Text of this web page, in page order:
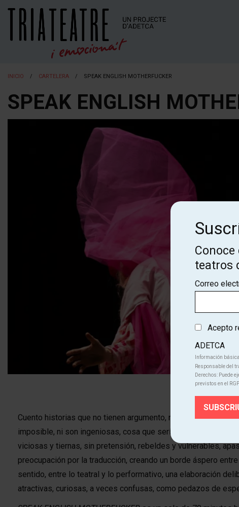
INICIO CARTELERA SPEAK ENGLISH MOTHERFUCKER
SPEAK ENGLISH
Cuento historias que no tienen argumento, ni narrativa, pero
imposible, ni son ingeniosas, cosa que sería posible pero
viciosas y tiernas, sin pretensión, rebeldes y vulnerables,
preocupación por la traducción, creando un borde áspero
sentido, entre lo teatral y lo performativo, una elaboración
atractivas, curiosas, a veces confusas, como pedazos de
teatros
Correo
Acepto
ADETCA
Información
Responsable del
Derechos: Puede
previstos en el